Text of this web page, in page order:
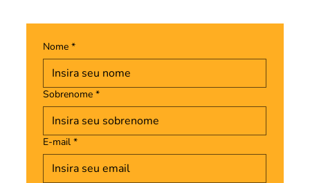
Nome *
Sobrenome *
E-mail *